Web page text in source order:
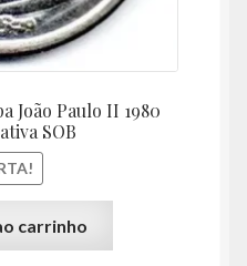
João Paulo II 1980
SOB
carrinho